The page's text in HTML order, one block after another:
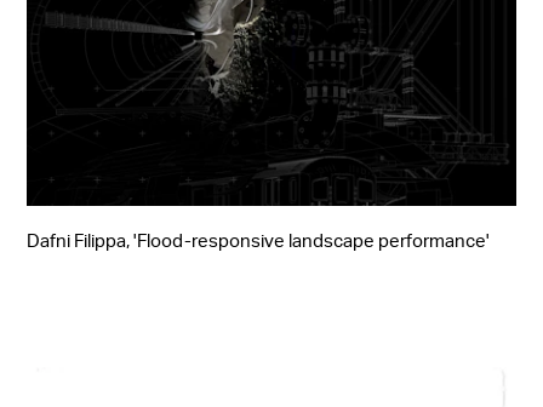
Dafni Filippa, 'Flood-responsive landscape performance'